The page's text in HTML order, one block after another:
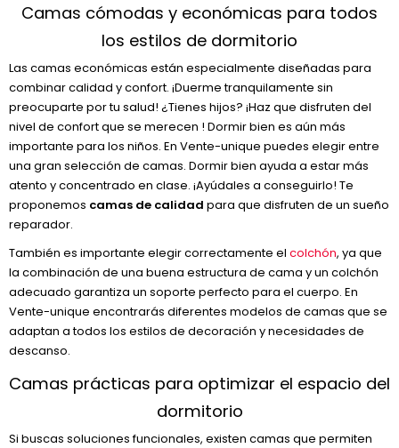
Camas cómodas y económicas para todos
los estilos de dormitorio
Las camas económicas están especialmente diseñadas para
combinar calidad y confort. ¡Duerme tranquilamente sin
preocuparte por tu salud! ¿Tienes hijos? ¡Haz que disfruten del
nivel de confort que se merecen ! Dormir bien es aún más
importante para los niños. En Vente-unique puedes elegir entre
una gran selección de camas. Dormir bien ayuda a estar más
atento y concentrado en clase. ¡Ayúdales a conseguirlo! Te
proponemos camas de calidad para que disfruten de un sueño
reparador.
También es importante elegir correctamente el colchón, ya que
la combinación de una buena estructura de cama y un colchón
adecuado garantiza un soporte perfecto para el cuerpo. En
Vente-unique encontrarás diferentes modelos de camas que se
adaptan a todos los estilos de decoración y necesidades de
descanso.
Camas prácticas para optimizar el espacio del
dormitorio
Si buscas soluciones funcionales, existen camas que permiten